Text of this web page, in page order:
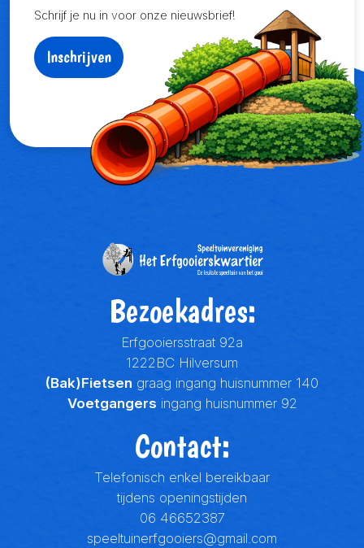
Schrijf je nu in voor onze nieuwsbrief!
Inschrijven
Bezoekadres:
Erfgooiersstraat 92a
1222BC Hilversum
(Bak)Fietsen graag ingang huisnummer 140
Voetgangers ingang huisnummer 92
Contact:
Telefonisch enkel bereikbaar
tijdens openingstijden
06 46652387
speeltuinerfgooiers@gmail.com